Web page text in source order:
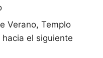
Verano, Templo
el siguiente